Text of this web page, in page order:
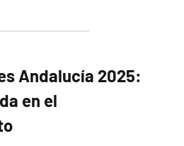
Andalucía 2025:
en el